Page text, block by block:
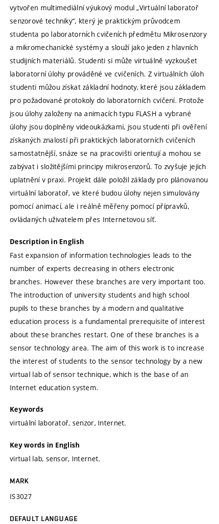
vytvořen multimediální výukový modul „Virtuální laboratoř
senzorové techniky“, který je praktickým průvodcem
studenta po laboratorních cvičeních předmětu Mikrosenzory
a mikromechanické systémy a slouží jako jeden z hlavních
studijních materiálů. Studenti si může virtuálně vyzkoušet
laboratorní úlohy prováděné ve cvičeních. Z virtuálních úloh
studenti můžou získat základní hodnoty, které jsou základem
pro požadované protokoly do laboratorních cvičení. Protože
jsou úlohy založeny na animacích typu FLASH a vybrané
úlohy jsou doplněny videoukázkami, jsou studenti při ověření
získaných znalostí při praktických laboratorních cvičeních
samostatnější, snáze se na pracovišti orientují a mohou se
zabývat i složitějšími principy mikrosenzorů. To zvyšuje jejich
uplatnění v praxi. Projekt dále položil základy pro plánovanou
virtuální laboratoř, ve které budou úlohy nejen simulovány
pomocí animací, ale i reálně měřeny pomocí přípravků,
ovládaných uživatelem přes Internetovou síť.
Description in English
Fast expansion of information technologies leads to the
number of experts decreasing in others electronic
branches. However these branches are very important too.
The introduction of university students and high school
pupils to these branches by a modern and qualitative
education process is a fundamental prerequisite of interest
about these branches restart. One of these branches is a
sensor technology area. The aim of this work is to increase
the interest of students to the sensor technology by a new
virtual lab of sensor technique, which is the base of an
Internet education system.
Keywords
virtuální laboratoř, senzor, Internet.
Key words in English
virtual lab, sensor, Internet.
MARK
IS3027
DEFAULT LANGUAGE